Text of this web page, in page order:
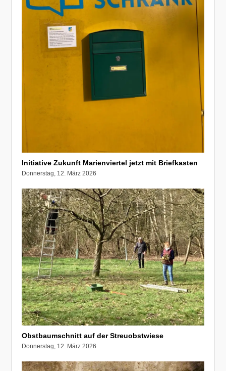
Initiative Zukunft Marienviertel jetzt mit Briefkasten
Donnerstag, 12. März 2026
Obstbaumschnitt auf der Streuobstwiese
Donnerstag, 12. März 2026